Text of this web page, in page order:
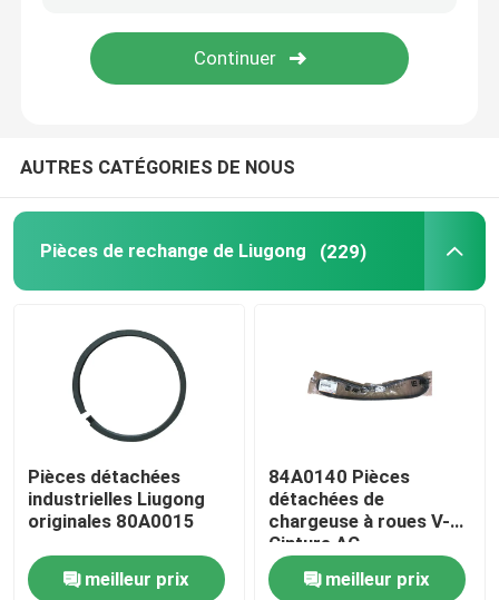
Pièces de rechange de Sany
Pièces détachées Perkins
Parties de Lovol
Pièces détachées Shangchai
pièces détachées Isuzu
Pièces détachées Ingersoll Rand
Pièces détachées Deutz
AUTRES CATÉGORIES DE NOUS
Pièces de rechange de Liugong (229)
Pièces détachées
industrielles Liugong
originales 80A0015
meilleur prix
84A0140 Pièces
détachées de
chargeuse à roues V-
Cinture AC
Compresseur pour
Liugongmeilleur prix